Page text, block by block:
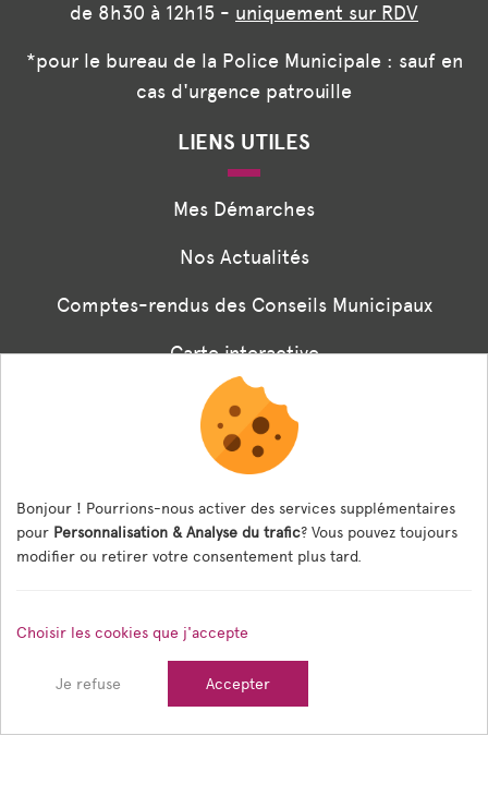
de 8h30 à 12h15 - uniquement sur RDV
*pour le bureau de la Police Municipale : sauf en
cas d'urgence patrouille
LIENS UTILES
Mes Démarches
Nos Actualités
Comptes-rendus des Conseils Municipaux
Carte interactive
Associations
Formulaire panneaux digitaux
Documents règlementaires
Espace Agent
Bonjour ! Pourrions-nous activer des services supplémentaires
pour Personnalisation & Analyse du trafic? Vous pouvez toujours
modifier ou retirer votre consentement plus tard.
Choisir les cookies que j'accepte
Je refuse Accepter